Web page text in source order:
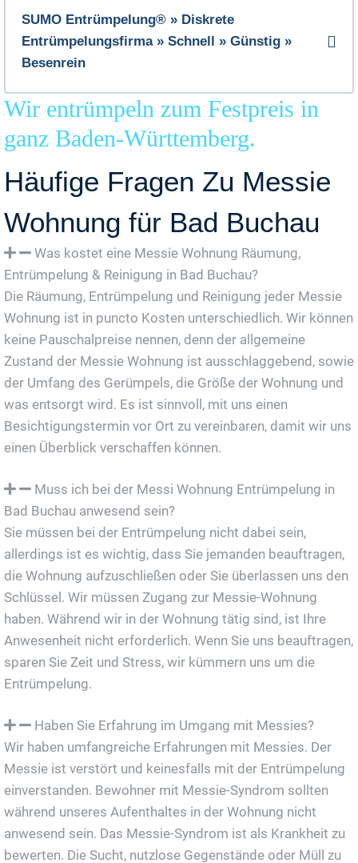
SUMO Entrümpelung® » Diskrete
Entrümpelungsfirma » Schnell » Günstig »
Besenrein
Wir entrümpeln zum Festpreis in
ganz Baden-Württemberg.
Häufige Fragen Zu Messie
Wohnung für Bad Buchau
Was kostet eine Messie Wohnung Räumung,
Entrümpelung & Reinigung in Bad Buchau?
Die Räumung, Entrümpelung und Reinigung jeder Messie
Wohnung ist in puncto Kosten unterschiedlich. Wir können
keine Pauschalpreise nennen, denn der allgemeine
Zustand der Messie Wohnung ist ausschlaggebend, sowie
der Umfang des Gerümpels, die Größe der Wohnung und
was entsorgt wird. Es ist sinnvoll, mit uns einen
Besichtigungstermin vor Ort zu vereinbaren, damit wir uns
einen Überblick verschaffen können.
Muss ich bei der Messi Wohnung Entrümpelung in
Bad Buchau anwesend sein?
Sie müssen bei der Entrümpelung nicht dabei sein,
allerdings ist es wichtig, dass Sie jemanden beauftragen,
die Wohnung aufzuschließen oder Sie überlassen uns den
Schlüssel. Wir müssen Zugang zur Messie-Wohnung
haben. Während wir in der Wohnung tätig sind, ist Ihre
Anwesenheit nicht erforderlich. Wenn Sie uns beauftragen,
sparen Sie Zeit und Stress, wir kümmern uns um die
Entrümpelung.
Haben Sie Erfahrung im Umgang mit Messies?
Wir haben umfangreiche Erfahrungen mit Messies. Der
Messie ist verstört und keinesfalls mit der Entrümpelung
einverstanden. Bewohner mit Messie-Syndrom sollten
während unseres Aufenthaltes in der Wohnung nicht
anwesend sein. Das Messie-Syndrom ist als Krankheit zu
bewerten. Die Sucht, nutzlose Gegenstände oder Müll zu